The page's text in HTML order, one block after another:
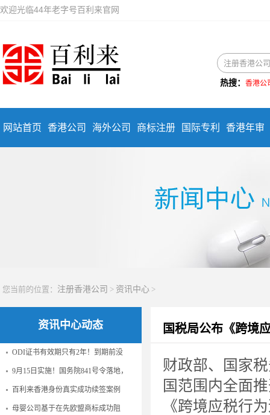
欢迎光临44年老字号百利来官网
热搜： 香港公
网站首页 香港公司 海外公司 商标注册 国际专利 香港年审
您当前的位置： 注册香港公司 > 资讯中心 >
资讯中心动态
ODI证书有效期只有2年！到期前没
9月15日实施！国务院841号令落地，
百利来香港身份真实成功续签案例
母婴公司基于在先欧盟商标成功阻
国税局公布《跨境
财政部、国家
国范围内全面
《跨境应税行